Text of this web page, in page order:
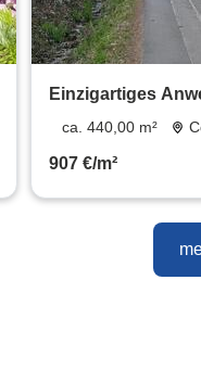
Einzigartiges
&ca. 440,00 m²
907 €/m²